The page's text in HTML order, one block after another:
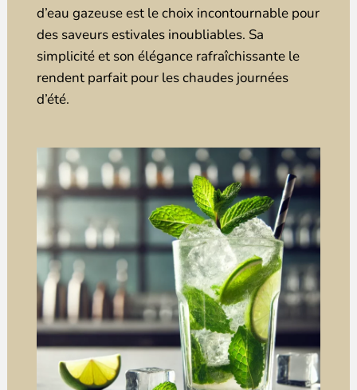
d’eau gazeuse est le choix incontournable pour
des saveurs estivales inoubliables. Sa
simplicité et son élégance rafraîchissante le
rendent parfait pour les chaudes journées
d’été.